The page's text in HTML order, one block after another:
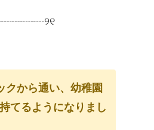
クから通い、幼稚園
てるようになりまし